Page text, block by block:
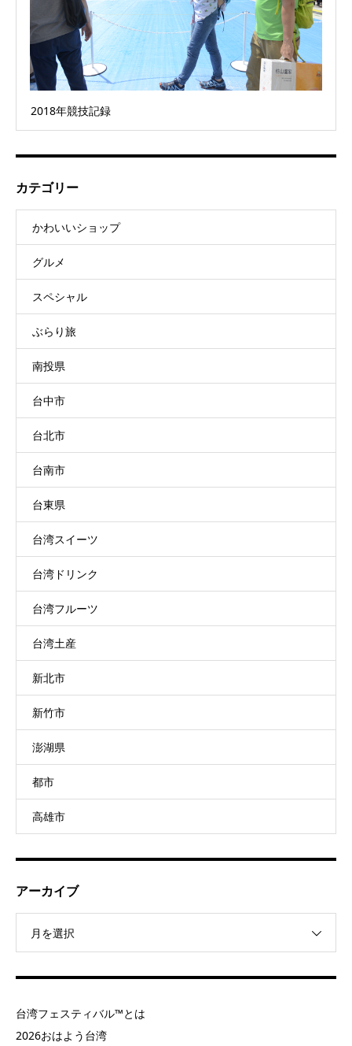
2018年競技記録
カテゴリー
かわいいショップ
グルメ
スペシャル
ぶらり旅
南投県
台中市
台北市
台南市
台東県
台湾スイーツ
台湾ドリンク
台湾フルーツ
台湾土産
新北市
新竹市
澎湖県
都市
高雄市
アーカイブ
月を選択
台湾フェスティバル™とは
2026おはよう台湾